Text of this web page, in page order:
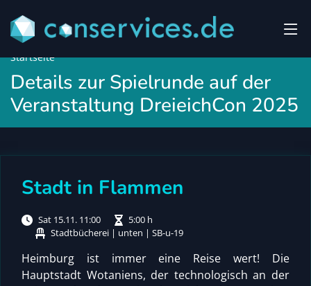
Startseite
Details zur Spielrunde auf der
Veranstaltung DreieichCon 2025
Stadt in Flammen
Sat 15.11. 11:00
5:00 h
Stadtbücherei | unten | SB-u-19
Heimburg ist immer eine Reise wert! Die
Hauptstadt Wotaniens, der technologisch an der